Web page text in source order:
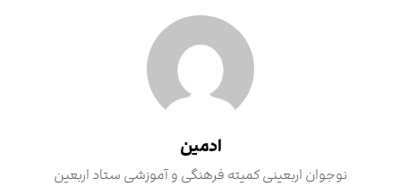
ادمین
نوجوان اربعینی کمیته فرهنگی و آموزشی ستاد اربعین